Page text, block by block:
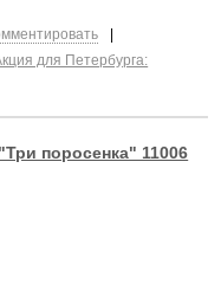
для Петербурга:
поросенка" 11006